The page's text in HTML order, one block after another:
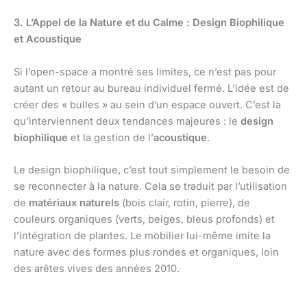
3. L’Appel de la Nature et du Calme : Design Biophilique
et Acoustique
Si l’open-space a montré ses limites, ce n’est pas pour
autant un retour au bureau individuel fermé. L’idée est de
créer des « bulles » au sein d’un espace ouvert. C’est là
qu’interviennent deux tendances majeures : le design
biophilique et la gestion de l’acoustique.
Le design biophilique, c’est tout simplement le besoin de
se reconnecter à la nature. Cela se traduit par l’utilisation
de matériaux naturels (bois clair, rotin, pierre), de
couleurs organiques (verts, beiges, bleus profonds) et
l’intégration de plantes. Le mobilier lui-même imite la
nature avec des formes plus rondes et organiques, loin
des arêtes vives des années 2010.